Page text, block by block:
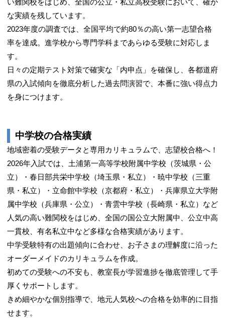
い難関校をはじめ、全国の公立・私立高校受験において、確か
な実績を残しています。
2023年度の調査では、全国平均で約80％の高い第一志望合格
率を達成。進学校から専門学科まであらゆる受験に対応しま
す。
日々の定期テスト対策で確実な「内申点」を確保し、各都道府
県の入試傾向を徹底分析した過去問演習で、本番に強い得点力
を身につけます。
中学校の合格実績
地域密着の受験データと専用カリキュラムで、志望校合格へ！
2026年入試では、土浦第一高等学校附属中学校（茨城県・公
立）・春日部共栄中学校（埼玉県・私立）・暁中学校（三重
県・私立）・立命館中学校（京都府・私立）・兵庫県立大学附
属中学校（兵庫県・公立）・青雲中学校（長崎県・私立）など
人気の高い難関校をはじめ、全国の国公立大附属中、公立中高
一貫校、有名私立中など多様な合格実績があります。
中学受験特有の出題傾向に合わせ、お子さまの理解度に沿った
オーダーメイドのカリキュラムを作成。
初めての受験への不安も、教室長が学習進捗を徹底管理して手
厚くサポートします。
きめ細やかな個別指導で、地元人気校への合格を効率的に目指
せます。